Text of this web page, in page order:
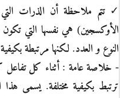
✓ تتم ملاحظة أن الذرات
الأوكسجين) هي نفسها التي
النوع و العدد. لكنها مرتبطة
- خلاصة عامة : أثناء كل تفاعل